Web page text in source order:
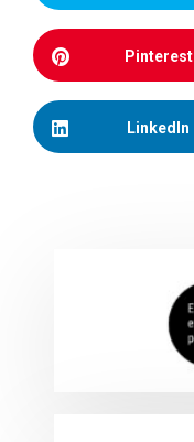
Pinterest
LinkedIn